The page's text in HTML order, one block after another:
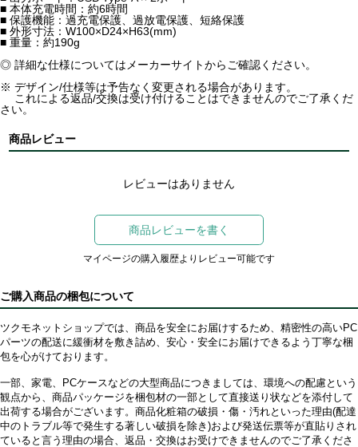
■ 本体充電時間：約6時間
■ 保護機能：過充電保護、過放電保護、短絡保護
■ 外形寸法：W100×D24×H63(mm)
■ 重量：約190g
◎ 詳細な仕様についてはメーカーサイトからご確認ください。
※ デザイン/仕様等は予告なく変更される場合があります。
これによる返品/交換は受け付けることはできませんのでご了承くだ
さい。
商品レビュー
レビューはありません
商品レビューを書く
マイページの購入履歴よりレビュー可能です
ご購入商品の梱包について
ツクモネットショップでは、商品を安全にお届けするため、精密性の高いPC
パーツの配送に緩衝材を敷き詰め、安心・安全にお届けできるよう丁寧な梱
包を心がけております。
一部、家電、PCケースなどの大型商品につきましては、環境への配慮という
観点から、商品パッケージを梱包材の一部として直接送り状などを添付して
出荷する場合がございます。商品化粧箱の破損・傷・汚れといった理由(配達
中のトラブル等で発生する著しい破損を除き)および発送伝票等が直貼りされ
ていると言う理由の場合、返品・交換はお受けできませんのでご了承くださ